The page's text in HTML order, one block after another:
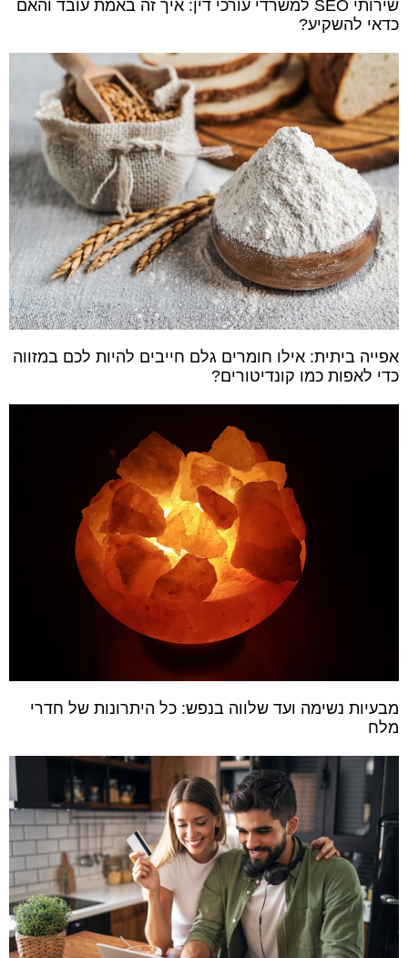
שירותי SEO למשרדי עורכי דין: איך זה באמת עובד והאם
כדאי להשקיע?
אפייה ביתית: אילו חומרים גלם חייבים להיות לכם במזווה
כדי לאפות כמו קונדיטורים?
מבעיות נשימה ועד שלווה בנפש: כל היתרונות של חדרי
מלח